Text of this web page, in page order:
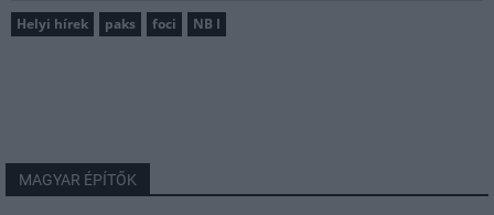
Helyi hírek paks foci NB I
MAGYAR ÉPÍTŐK